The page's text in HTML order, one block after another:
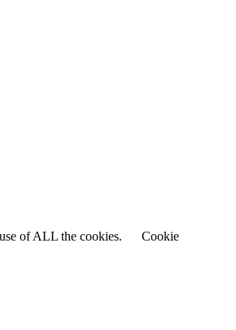
of ALL the cookies.
Cookie